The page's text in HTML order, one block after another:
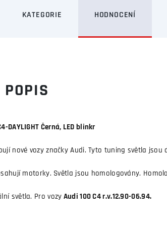
KATEGORIE HODNOCENÍ
POPIS
DAYLIGHT Černá, LED blinkr
nové vozy značky Audi. Tyto tuning světla jsou
motorky. Světla jsou homologovány.
světla. Pro vozy Audi 100 C4 r.v.12.90-06.94.